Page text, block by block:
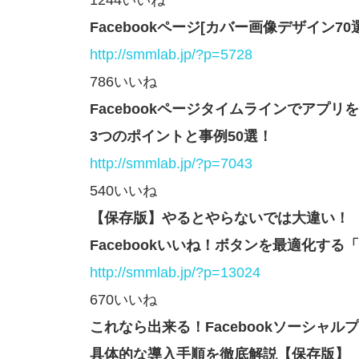
Facebookページ[カバー画像デザイン70
http://smmlab.jp/?p=5728
786いいね
Facebookページタイムラインでアプリ
3つのポイントと事例50選！
http://smmlab.jp/?p=7043
540いいね
【保存版】やるとやらないでは大違い！
Facebookいいね！ボタンを最適化する
http://smmlab.jp/?p=13024
670いいね
これなら出来る！Facebookソーシャル
具体的な導入手順を徹底解説【保存版】